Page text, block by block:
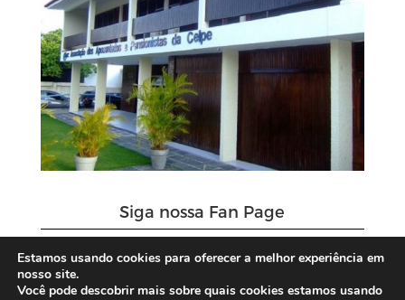
Siga nossa Fan Page
Estamos usando cookies para oferecer a melhor experiência em
nosso site.
Você pode descobrir mais sobre quais cookies estamos usando